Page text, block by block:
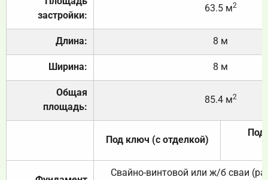
застройки:
63.5 м2
Длина: 8 м
Ширина: 8 м
Общая
площадь:
85.4 м2
Под ключ (с отделкой)
Под
Свайно-винтовой или ж/б сваи